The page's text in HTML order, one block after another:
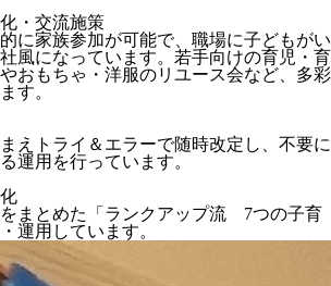
・交流施策
に家族参加が可能で、職場に子どもがい
風になっています。若手向けの育児・育
おもちゃ・洋服のリユース会など、多彩
す。
えトライ＆エラーで随時改定し、不要に
運用を行っています。
まとめた「ランクアップ流 7つの子育
運用しています。